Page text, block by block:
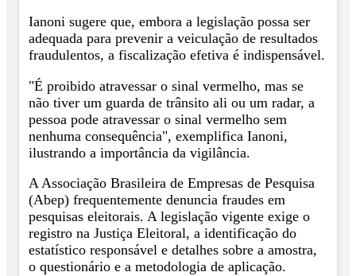
Ianoni sugere que, embora a legislação possa ser
adequada para prevenir a veiculação de resultados
fraudulentos, a fiscalização efetiva é indispensável.
"É proibido atravessar o sinal vermelho, mas se
não tiver um guarda de trânsito ali ou um radar, a
pessoa pode atravessar o sinal vermelho sem
nenhuma consequência", exemplifica Ianoni,
ilustrando a importância da vigilância.
A Associação Brasileira de Empresas de Pesquisa
(Abep) frequentemente denuncia fraudes em
pesquisas eleitorais. A legislação vigente exige o
registro na Justiça Eleitoral, a identificação do
estatístico responsável e detalhes sobre a amostra,
o questionário e a metodologia de aplicação.